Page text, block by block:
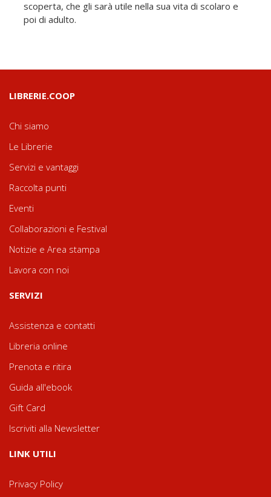
scoperta, che gli sarà utile nella sua vita di scolaro e
poi di adulto.
LIBRERIE.COOP
Chi siamo
Le Librerie
Servizi e vantaggi
Raccolta punti
Eventi
Collaborazioni e Festival
Notizie e Area stampa
Lavora con noi
SERVIZI
Assistenza e contatti
Libreria online
Prenota e ritira
Guida all'ebook
Gift Card
Iscriviti alla Newsletter
LINK UTILI
Privacy Policy